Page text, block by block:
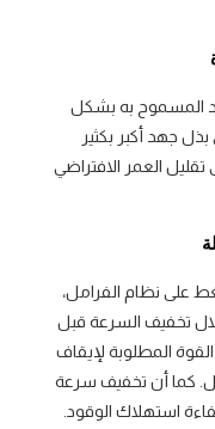
المسموح به بشكل
جهد أكبر بكثير
تقليل العمر الافتراضي
على نظام الفرامل،
تخفيف السرعة قبل
المطلوبة لإيقاف
كما أن تخفيف سرعة
استهلاك الوقود.